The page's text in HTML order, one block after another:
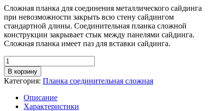
Сложная планка для соединения металлического сайдинга
при невозможности закрыть всю стену сайдингом
стандартной длины. Соединительная планка сложной
конструкции закрывает стык между панелями сайдинга.
Сложная планка имеет паз для вставки сайдинга.
Количество
товара
Планка
соединительная
сложная,
длина
В корзину
Категория: Планка соединительная сложная
Описание
Характеристики